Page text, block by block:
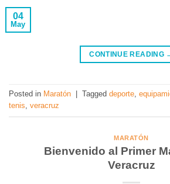
04
May
CONTINUE READING
Posted in Maratón Tagged deporte
tenis veracruz
MARATÓN
Bienvenido al Primer
Veracruz